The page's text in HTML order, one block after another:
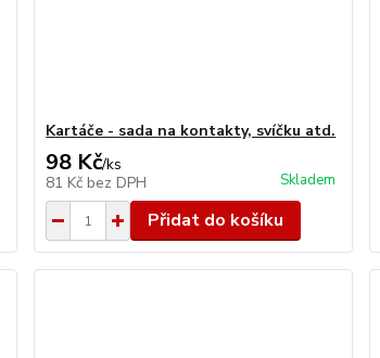
Kartáče - sada na kontakty, svíčku atd.
98 Kč/ks
81 Kč bez DPH Skladem
Přidat do košíku